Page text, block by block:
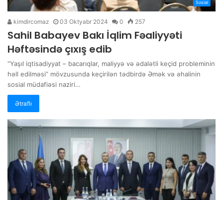
Sosial
kimdircomaz 03 Oktyabr 2024 0 257
Sahil Babayev Bakı İqlim Fəaliyyəti
Həftəsində çıxış edib
“Yaşıl iqtisadiyyat – bacarıqlar, maliyyə və ədalətli keçid probleminin
həll edilməsi” mövzusunda keçirilən tədbirdə Əmək və əhalinin
sosial müdafiəsi naziri…
Ətraflı